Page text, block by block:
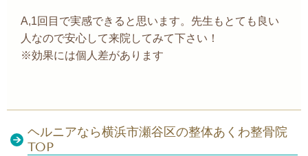
A,1回目で実感できると思います。先生もとても良い
人なので安心して来院してみて下さい！
※効果には個人差があります
ヘルニアなら横浜市瀬谷区の整体あくわ整骨院
TOP